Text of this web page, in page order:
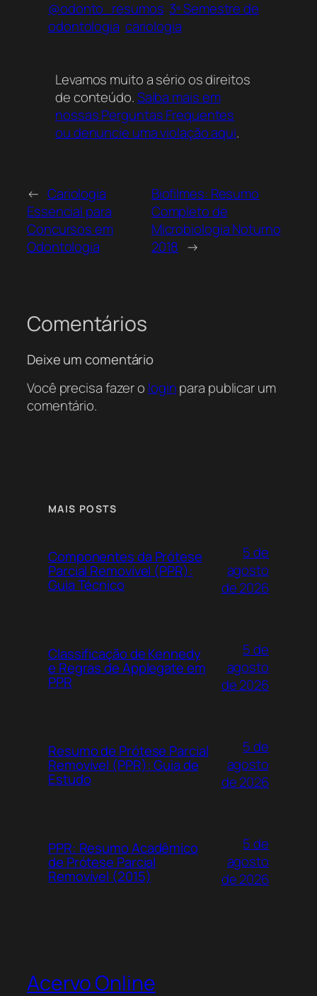
detalhado sobre a essência da cariologia
moderna, com abordagens clínicas
contemporâneas?
sobre a essência da cariologia moderna com
abordagens clínicas contemporâneas, pode
ser consultado neste local.
@odonto_resumos 3º Semestre de
odontologia cariologia
Levamos muito a sério os direitos
de conteúdo.Saiba mais em
nossas Perguntas Frequentes
ou denuncie uma violação aqui.
← Cariologia
Essencial para
Concursos em
Odontologia
Biofilmes: Resumo
Completo de
Microbiologia Noturno
2018 →
Comentários
Deixe um comentário
Você precisa fazer o loginpara publicar um
comentário.
MAIS POSTS
Componentes da Prótese
Parcial Removível (PPR):
Guia Técnico
5 de
agosto
de 2026
Classificação de Kennedy
e Regras de Applegate em
PPR
5 de
agosto
de 2026
Resumo de Prótese Parcial
Removível (PPR): Guia de
Estudo
5 de
agosto
de 2026
PPR: Resumo Acadêmico
de Prótese Parcial
Removível (2015)
5 de
agosto
de 2026
Acervo Online